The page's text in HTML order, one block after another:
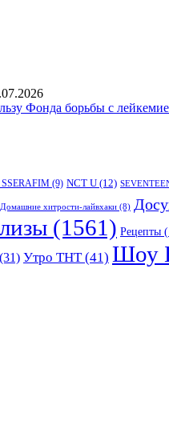
Фонда борьбы с
SSERAFIM (9) NCT U (12)
Домашние хитрости-лайвхаки (8)
(1561) Рецепты
(31) Утро ТНТ(41) Шоу